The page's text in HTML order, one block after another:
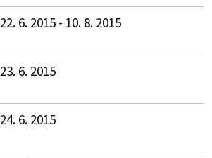
22. 6. 2015 - 10. 8. 2015
23. 6. 2015
24. 6. 2015